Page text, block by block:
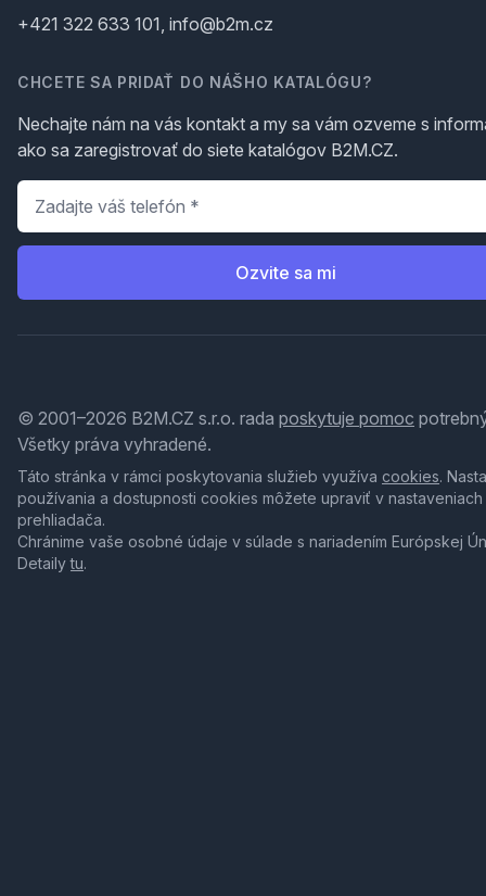
+421 322 633 101, info@b2m.cz
CHCETE SA PRIDAŤ DO NÁŠHO KATALÓGU?
Nechajte nám na vás kontakt a my sa vám ozveme s
ako sa zaregistrovať do siete katalógov B2M.CZ.
Telefón
Ozvite sa mi
© 2001–2026 B2M.CZ s.r.o. rada poskytuje pomoc
Všetky práva vyhradené.
Táto stránka v rámci poskytovania služieb využíva cookies.
používania a dostupnosti cookies môžete upraviť v nastaveniach
prehliadača.
Chránime vaše osobné údaje v súlade s nariadením Európskej
Detailytu.